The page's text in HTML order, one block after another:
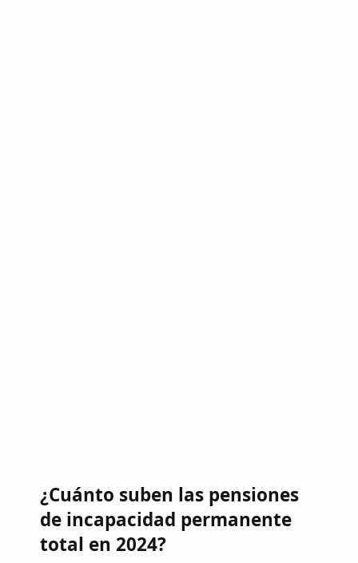
¿Cuánto suben las pensiones
de incapacidad permanente
total en 2024?